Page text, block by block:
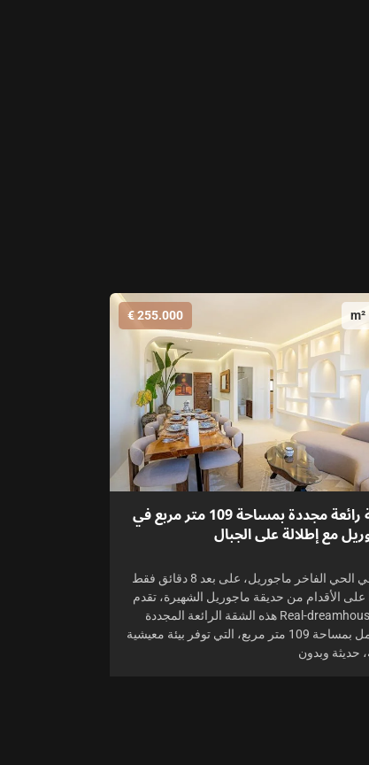
255.000 €
شقة رائعة مجددة بمساحة 109 متر مربع في
مع إطلالة على الجبال
تقع في الحي الفاخر ماجوريل، على بعد 8 دقائق فقط
على الأقدام من حديقة ماجوريل الشهيرة، تقدم
لك Real-dreamhouse هذه الشقة الرائعة المجددة
بالكامل بمساحة 109 متر مربع، التي توفر بيئة معيشية
حديثة وبدون